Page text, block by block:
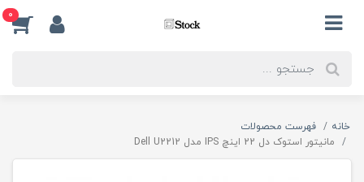
0
خانه
فهرست محصولات
مانیتور استوک دل 22 اینچ IPS مدل Dell U2212